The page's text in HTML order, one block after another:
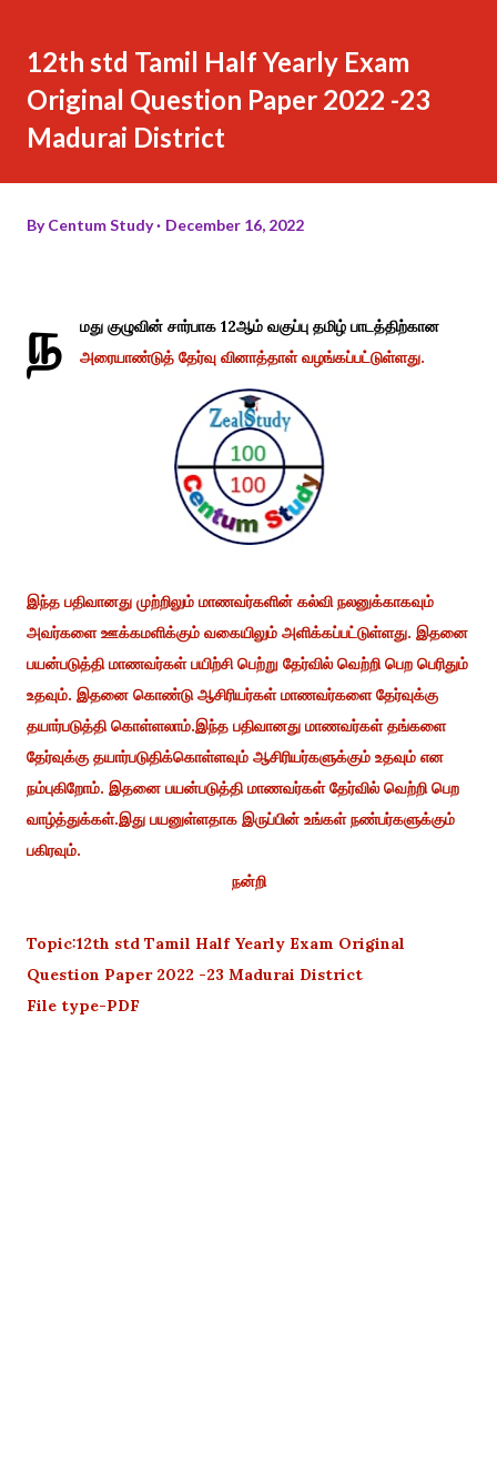
12th std Tamil Half Yearly Exam
Original Question Paper 2022 -23
Madurai District
ByCentum Study December 16, 2022
ந
மது குழுவின் சார்பாக 12ஆம் வகுப்பு தமிழ் பாடத்திற்கான
அரையாண்டுத் தேர்வு வினாத்தாள் வழங்கப்பட்டுள்ளது.
இந்த பதிவானது முற்றிலும் மாணவர்களின் கல்வி நலனுக்காகவும்
அவர்களை ஊக்கமளிக்கும் வகையிலும் அளிக்கப்பட்டுள்ளது. இதனை
பயன்படுத்தி மாணவர்கள் பயிற்சி பெற்று தேர்வில் வெற்றி பெற பெரிதும்
உதவும். இதனை கொண்டு ஆசிரியர்கள் மாணவர்களை தேர்வுக்கு
தயார்படுத்தி கொள்ளலாம்.இந்த பதிவானது மாணவர்கள் தங்களை
தேர்வுக்கு தயார்படுதிக்கொள்ளவும் ஆசிரியர்களுக்கும் உதவும் என
நம்புகிறோம். இதனை பயன்படுத்தி மாணவர்கள் தேர்வில் வெற்றி பெற
வாழ்த்துக்கள்.இது பயனுள்ளதாக இருப்பின் உங்கள் நண்பர்களுக்கும்
பகிரவும்.
நன்றி
Topic:12th std Tamil Half Yearly Exam Original
Question Paper 2022 -23 Madurai District
File type-PDF